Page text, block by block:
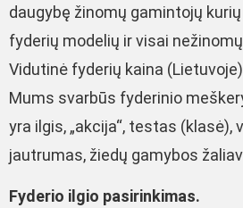
daugybę žinomų gamintojų
fyderių modelių ir visai
Vidutinė fyderių kaina
Mums svarbūs fyderinio
yra ilgis, „akcija“, testas (klasė),
jautrumas, žiedų gamybos
Fyderio ilgio pasirinkimas.